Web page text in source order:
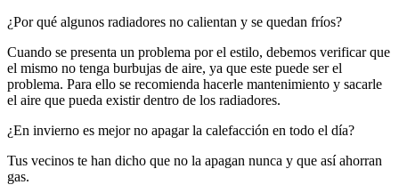
¿Por qué algunos radiadores no calientan y se quedan fríos?
Cuando se presenta un problema por el estilo, debemos verificar que
el mismo no tenga burbujas de aire, ya que este puede ser el
problema. Para ello se recomienda hacerle mantenimiento y sacarle
el aire que pueda existir dentro de los radiadores.
¿En invierno es mejor no apagar la calefacción en todo el día?
Tus vecinos te han dicho que no la apagan nunca y que así ahorran
gas.